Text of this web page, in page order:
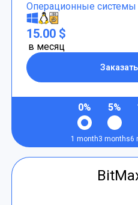
Операционные системы
15.00 $
в месяц
0%
1 month
5%
3 months6